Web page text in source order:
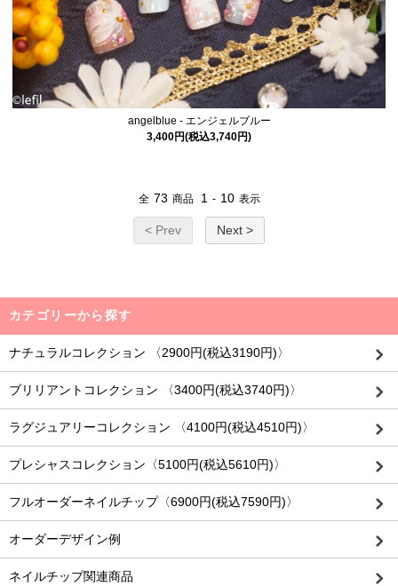
angelblue - エンジェルブルー
3,400円(税込3,740円)
全 73 商品 1 - 10 表示
< Prev Next >
カテゴリーから探す
ナチュラルコレクション 〈2900円(税込3190円)〉
ブリリアントコレクション 〈3400円(税込3740円)〉
ラグジュアリーコレクション 〈4100円(税込4510円)〉
プレシャスコレクション〈5100円(税込5610円)〉
フルオーダーネイルチップ〈6900円(税込7590円)〉
オーダーデザイン例
ネイルチップ関連商品